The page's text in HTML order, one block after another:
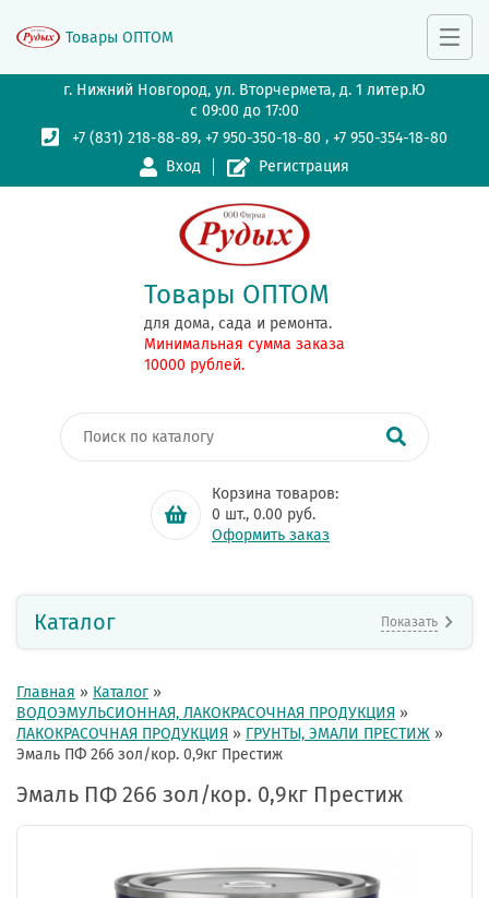
г. Нижний Новгород, ул. Вторчермета, д. 1 литер.Ю
с 09:00 до 17:00
+7 (831) 218-88-89,+7 950-350-18-80 ,+7 950-354-18-80
Вход
Регистрация
Товары ОПТОМ
для дома, сада и ремонта.
Минимальная сумма заказа
10000 рублей.
Корзина товаров:
0 шт., 0.00 руб.
Оформить заказ
Товары ОПТОМ
Каталог Показать
Главная » Каталог »
ВОДОЭМУЛЬСИОННАЯ, ЛАКОКРАСОЧНАЯ ПРОДУКЦИЯ »
ЛАКОКРАСОЧНАЯ ПРОДУКЦИЯ » ГРУНТЫ, ЭМАЛИ ПРЕСТИЖ »
Эмаль ПФ 266 зол/кор. 0,9кг Престиж
Эмаль ПФ 266 зол/кор. 0,9кг Престиж